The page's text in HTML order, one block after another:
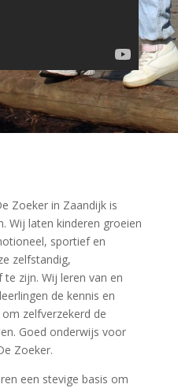
Zoeker in Zaandijk is
Wij laten kinderen groeien
sportief en
zelfstandig,
zijn. Wij leren van en
de kennis en
zelfverzekerd de
Goed onderwijs voor
Zoeker.
een stevige basis om